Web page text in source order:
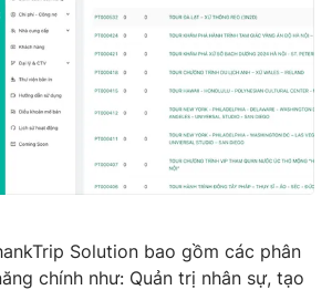
Ghi rõ nguồn VTV.vn khi phát hành lại
Solution bao gồm các phân
chính như: Quản trị nhân sự, tạo